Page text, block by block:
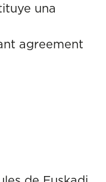
una
agreement